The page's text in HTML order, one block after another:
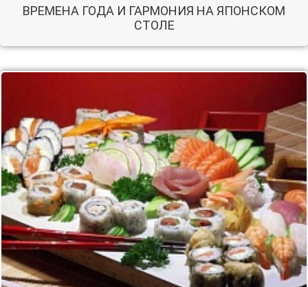
ВРЕМЕНА ГОДА И ГАРМОНИЯ НА ЯПОНСКОМ
СТОЛЕ